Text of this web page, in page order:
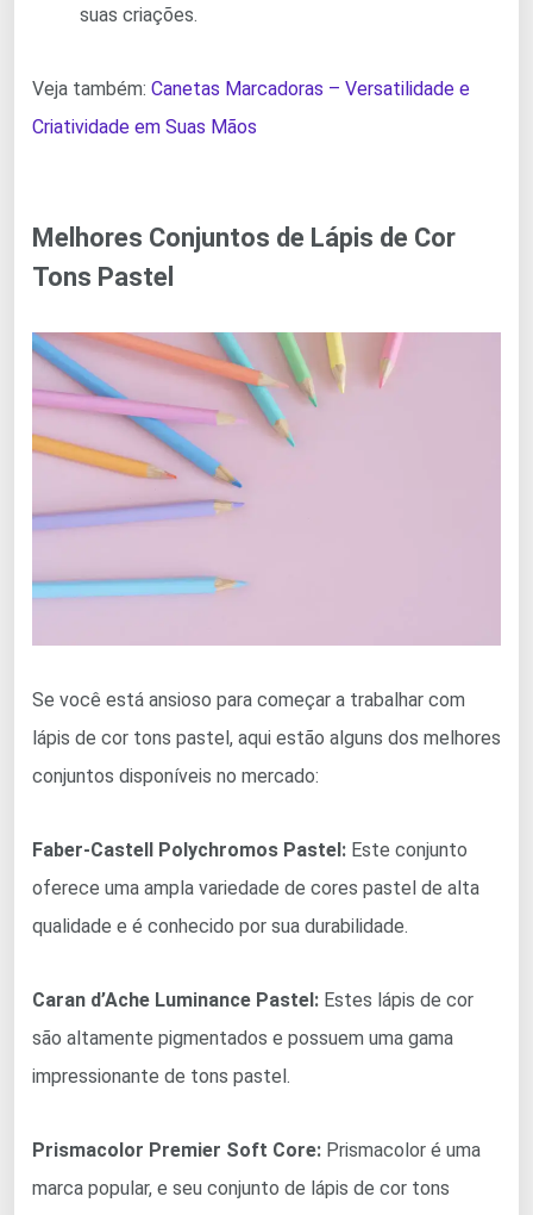
suas criações.
Veja também: Canetas Marcadoras – Versatilidade e
Criatividade em Suas Mãos
Melhores Conjuntos de Lápis de Cor
Tons Pastel
Se você está ansioso para começar a trabalhar com
lápis de cor tons pastel, aqui estão alguns dos melhores
conjuntos disponíveis no mercado:
Faber-Castell Polychromos Pastel: Este conjunto
oferece uma ampla variedade de cores pastel de alta
qualidade e é conhecido por sua durabilidade.
Caran d’Ache Luminance Pastel: Estes lápis de cor
são altamente pigmentados e possuem uma gama
impressionante de tons pastel.
Prismacolor Premier Soft Core: Prismacolor é uma
marca popular, e seu conjunto de lápis de cor tons